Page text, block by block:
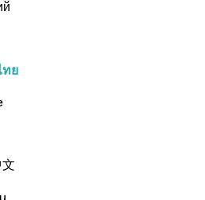
ทย